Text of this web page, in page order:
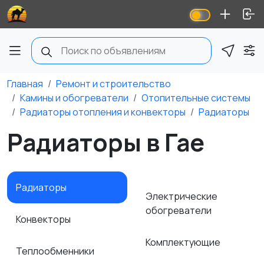
Главная
Ремонт и строительство
Камины и обогреватели
Отопительные системы
Радиаторы отопления и конвекторы
Радиаторы
Радиаторы в Гае
Радиаторы
Конвекторы
Теплообменники
Электрические
обогреватели
Комплектующие